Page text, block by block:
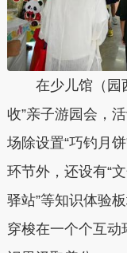
在少儿馆（园
收”亲子游园会，
场除设置“巧钓月
环节外，还设有“文
驿站”等知识体验
穿梭在一个个互动